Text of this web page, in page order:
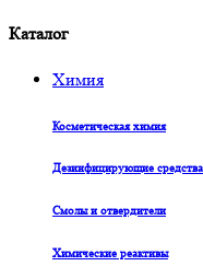
Каталог
Химия
Косметическая химия
Дезинфицирующие средства
Смолы и отвердители
Химические реактивы